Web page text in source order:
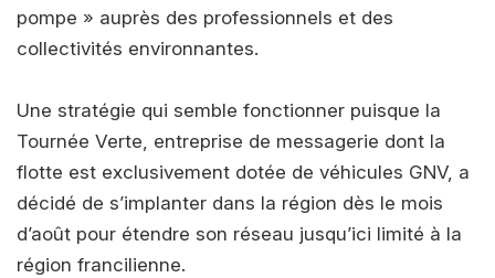
pompe » auprès des professionnels et des
collectivités environnantes.
Une stratégie qui semble fonctionner puisque la
Tournée Verte, entreprise de messagerie dont la
flotte est exclusivement dotée de véhicules GNV, a
décidé de s’implanter dans la région dès le mois
d’août pour étendre son réseau jusqu’ici limité à la
région francilienne.